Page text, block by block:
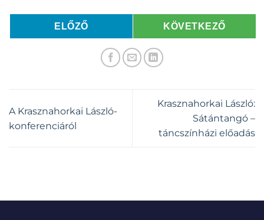
ELŐZŐ KÖVETKEZŐ
A Krasznahorkai László-
konferenciáról
Krasznahorkai László:
Sátántangó –
táncszínházi előadás